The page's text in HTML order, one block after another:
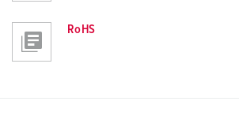
RoHS